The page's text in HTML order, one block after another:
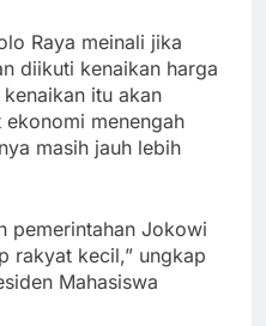
Raya meinali jika
diikuti kenaikan harga
itu akan
menengah
masih jauh lebih
pemerintahan Jokowi
rakyat kecil,” ungkap
Mahasiswa